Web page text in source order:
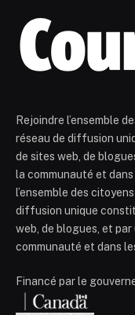
Rejoindre l’ensemble
réseau de diffusion
de sites web, de
la communauté et
l’ensemble des
diffusion unique
web, de blogues, et
communauté et dans
Financé par le